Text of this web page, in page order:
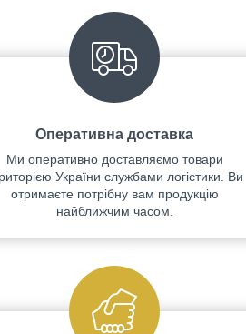
Оперативна доставка
Ми оперативно доставляємо товари
України службами логістики. Ви
отримаєте потрібну вам продукцію
найближчим часом.